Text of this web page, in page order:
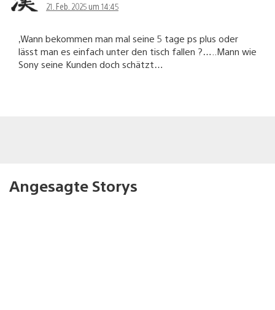
21. Feb. 2025 um 14:45
‚Wann bekommen man mal seine 5 tage ps plus oder
lässt man es einfach unter den tisch fallen ?…..Mann wie
Sony seine Kunden doch schätzt…
Angesagte Storys